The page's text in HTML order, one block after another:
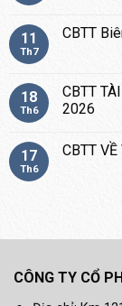
11
Th7
CBTT
18
Th6
CBTT
2026
17
Th6
CBTT VỀ
CÔNG TY CỔ